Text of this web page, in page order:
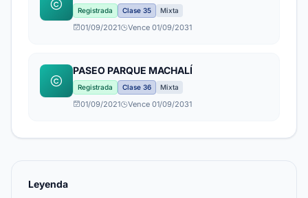
Registrada Clase 35 Mixta
01/09/2021 Vence 01/09/2031
PASEO PARQUE MACHALÍ
Registrada Clase 36 Mixta
01/09/2021 Vence 01/09/2031
Leyenda